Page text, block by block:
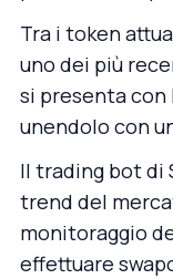
Tra i token
uno dei più
si presenta
unendolo con
Il trading bot di
trend del
monitoraggio
effettuare